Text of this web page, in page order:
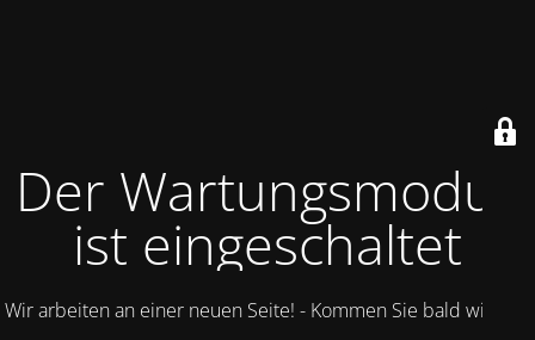
Der Wartungsmodus
ist eingeschaltet
Wir arbeiten an einer neuen Seite! - Kommen Sie bald wieder.